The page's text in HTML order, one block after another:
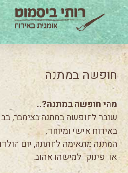
חופשה במתנה
מהי חופשה במתנה?..
שובר לחופשה במתנה בצימבר,
באירוח אישי ומיוחד.
המתנה מתאימה לחתונה, יום
או פינוק למישהו אהוב.